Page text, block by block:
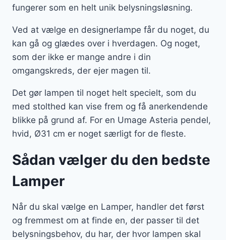
fungerer som en helt unik belysningsløsning.
Ved at vælge en designerlampe får du noget, du
kan gå og glædes over i hverdagen. Og noget,
som der ikke er mange andre i din
omgangskreds, der ejer magen til.
Det gør lampen til noget helt specielt, som du
med stolthed kan vise frem og få anerkendende
blikke på grund af. For en Umage Asteria pendel,
hvid, Ø31 cm er noget særligt for de fleste.
Sådan vælger du den bedste
Lamper
Når du skal vælge en Lamper, handler det først
og fremmest om at finde en, der passer til det
belysningsbehov, du har, der hvor lampen skal